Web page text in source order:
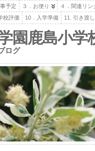
予定 ３．お便り
４．関連リン
校評価 10．入学準備 11. 引き渡
園鹿島小学
ログ